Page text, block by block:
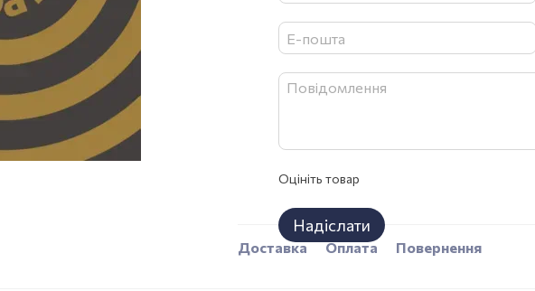
Оцініть товар
Надіслати
Доставка Оплата Повернення